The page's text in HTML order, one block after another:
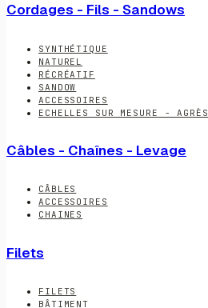
Cordages - Fils - Sandows
SYNTHÉTIQUE
NATUREL
RÉCRÉATIF
SANDOW
ACCESSOIRES
ECHELLES SUR MESURE - AGRÈS
Câbles - Chaînes - Levage
CÂBLES
ACCESSOIRES
CHAINES
Filets
FILETS
BÂTIMENT